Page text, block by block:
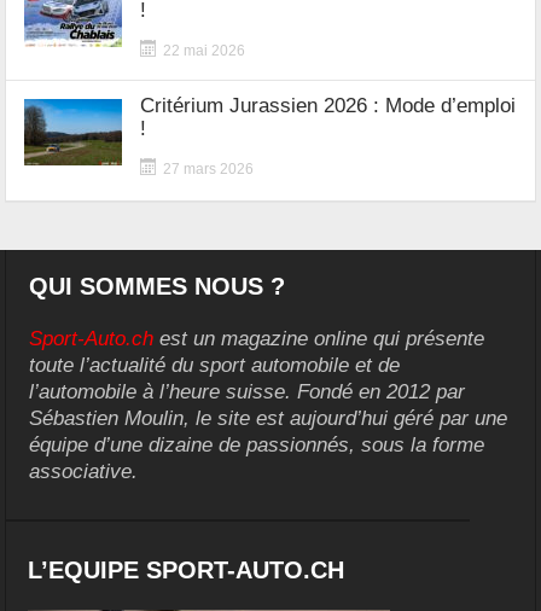
!
22 mai 2026
Critérium Jurassien 2026 : Mode d’emploi
!
27 mars 2026
QUI SOMMES NOUS ?
Sport-Auto.ch est un magazine online qui présente
toute l’actualité du sport automobile et de
l’automobile à l’heure suisse. Fondé en 2012 par
Sébastien Moulin, le site est aujourd’hui géré par une
équipe d’une dizaine de passionnés, sous la forme
associative.
L’EQUIPE SPORT-AUTO.CH